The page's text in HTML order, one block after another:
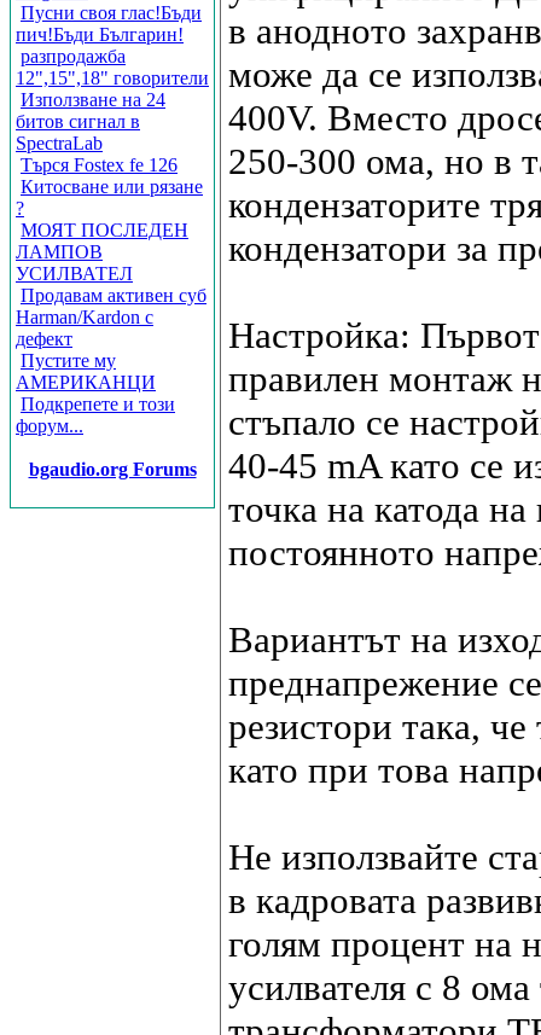
Пусни своя глас!Бъди
пич!Бъди Българин!
разпродажба
12",15",18" говорители
Използване на 24
битов сигнал в
SpectraLab
Търся Fostex fe 126
Китосване или рязане
?
МОЯТ ПОСЛЕДЕН
ЛАМПОВ
УСИЛВАТЕЛ
Продавам активен суб
Harman/Kardon с
дефект
Пустите му
АМЕРИКАНЦИ
Подкрепете и този
форум...
bgaudio.org Forums
в анодното
може да се
400V. Вместо
250-300 ома, но в
кондензаторите
кондензатори за
Настройка:
правилен монтаж
стъпало се
40-45 mA като се
точка на катода
постоянното
Вариантът на
преднапрежение
резистори така,
като при това
Не използвайте
в кадровата
голям процент на
усилвателя с 8